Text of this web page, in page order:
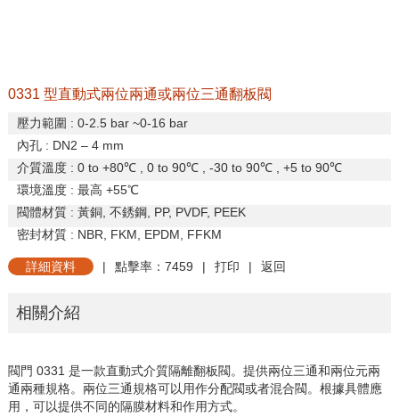
0331 型直動式兩位兩通或兩位三通翻板閥
壓力範圍 : 0-2.5 bar ~0-16 bar
內孔: DN2 – 4 mm
介質溫度: 0 to +80℃, 0 to 90℃, -30 to 90℃, +5 to 90℃
環境溫度: 最高 +55℃
閥體材質: 黃銅, 不銹鋼, PP, PVDF, PEEK
密封材質: NBR, FKM, EPDM, FFKM
詳細資料 | 點擊率：7459 | 打印 | 返回
相關介紹
閥門 0331 是一款直動式介質隔離翻板閥。提供兩位三通和兩位元兩
通兩種規格。兩位三通規格可以用作分配閥或者混合閥。根據具體應
用，可以提供不同的隔膜材料和作用方式。